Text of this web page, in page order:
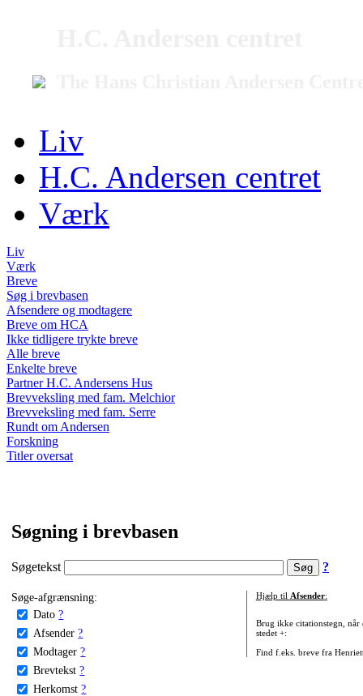
Liv
H.C. Andersen centret
Værk
Liv
Værk
Breve
Søg i brevbasen
Afsendere og modtagere
Breve om HCA
Ikke tidligere trykte breve
Alle breve
Enkelte breve
Partner H.C. Andersens Hus
Brevveksling med fam. Melchior
Brevveksling med fam. Serre
Rundt om Andersen
Forskning
Titler oversat
Søgning i brevbasen
Søgetekst ?
Søge-afgrænsning:
Dato ?
Afsender ?
Modtager ?
Brevtekst ?
Herkomst ?
Hjælp til Afsender:
Brug ikke citationstegn, når
stedet +:
Find f.eks. breve fra